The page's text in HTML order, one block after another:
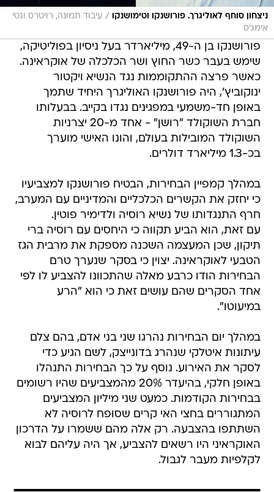
ניצחון סוחף לאוליגרך. פורושנקו וטימושנקו / עיבוד תמונה, רויטרס וגטי
אימג'ס
פורושנקו בן ה-49, מיליארדר בעל ניסיון בפוליטיקה,
שימש בעבר כשר החוץ ושר הכלכלה של אוקראינה.
כאשר פרצה ההתקוממות נגד הנשיא ויקטור
ינוקוביץ', היה פורושנקו האוליגרך היחיד שתמך
באופן חד-משמעי במפגינים נגדו בקייב. בבעלותו
חברת השוקולד "רושן" - אחד מ-20 יצרניות
השוקולד המובילות בעולם, והונו האישי מוערך
בכ-1.3 מיליארד דולרים.
במהלך קמפיין הבחירות, הבטיח פורושנקו למצביעיו
כי יחזק את הקשרים הכלכליים והמדיניים עם המערב,
חרף התנגדותו של נשיא רוסיה ולדימיר פוטין.
עם זאת, הוא הביע תקווה כי היחסים עם רוסיה ברי
תיקון, שכן המעצמה השכנה מספקת את מרבית הגז
הטבעי לאוקראינה. יצוין כי בסקר שנערך טרם
הבחירות הודו כרבע מאלה שהתכוונו להצביע לו לפי
אחד הסקרים שהם עושים זאת כי הוא "הרע
במיעוטו".
במהלך יום הבחירות נהרגו שני בני אדם, בהם צלם
עיתונות איטלקי שנהרג בדונייצק, לשם הגיע כדי
לסקר את האירוע. נוסף על כך הבחירות התנהלו
באופן חלקי, בהיעדר 20% מהמצביעים שהיו רשומים
בבחירות הקודמות. כמעט שני מיליון המצביעים
המתגוררים בחצי האי קרים שסופח לרוסיה לא
השתתפו בהצבעה. רק אלה מהם ששמרו על הדרכון
האוקראיני היו רשאים להצביע, אך היה עליהם לבוא
לקלפיות מעבר לגבול.